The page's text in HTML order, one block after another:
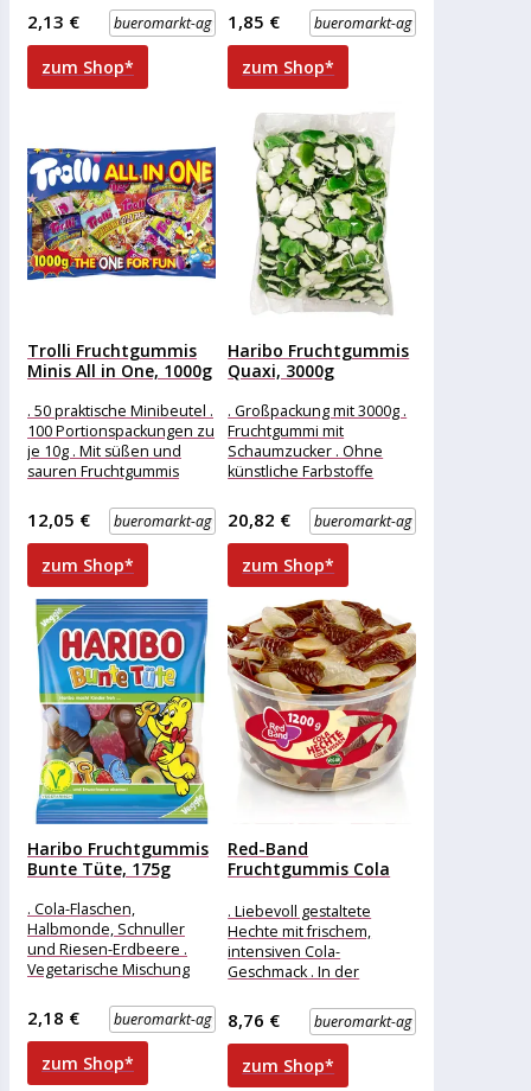
Verpackung: Kleinpackung
Geschmack: Frucht
bueromarkt-ag
2,13 €
zum Shop*
Schaumzuckerdragees .
Mit Cola-, Kakao-,
Himbeer-,
bueromarkt-ag
1,85 €
zum Shop*
Trolli Fruchtgummis
Minis All in One, 1000g
. 50 praktische Minibeutel .
100 Portionspackungen zu
je 10g . Mit süßen und
sauren Fruchtgummis
Mix Verpackung:bueromarkt-ag
12,05 €
zum Shop*
Haribo Fruchtgummis
Quaxi, 3000g
. Großpackung mit 3000g .
Fruchtgummi mit
Schaumzucker . Ohne
künstliche Farbstoffe
Großpackung Geschmack:
Frucht Zutaten:
Glukosesirup, Zucker,
bueromarkt-ag
20,82 €
zum Shop*
Haribo Fruchtgummis
Bunte Tüte, 175g
. Cola-Flaschen,
Halbmonde, Schnuller
und Riesen-Erdbeere .
Vegetarische Mischung
Merkmale: Ausführung:
Mix, vegetarisch
Verpackung: Kleinpackung
Geschmack: Cola, Frucht
bueromarkt-ag
2,18 €
zum Shop*
Red-Band
Fruchtgummis Cola
. Liebevoll gestaltete
Hechte mit frischem,
intensiven Cola-
Geschmack . In der
wiederverschließbaren
Dose . Ohne künstliche
Farbstoffe Merkmale:
Verpackung:
bueromarkt-ag
8,76 €
zum Shop*